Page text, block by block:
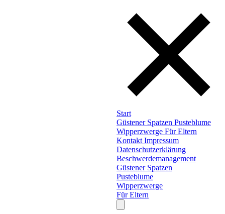
Start
Güstener Spatzen Pusteblume
Wipperzwerge Für Eltern
Kontakt Impressum
Datenschutzerklärung
Beschwerdemanagement
Güstener Spatzen
Pusteblume
Wipperzwerge
Für Eltern